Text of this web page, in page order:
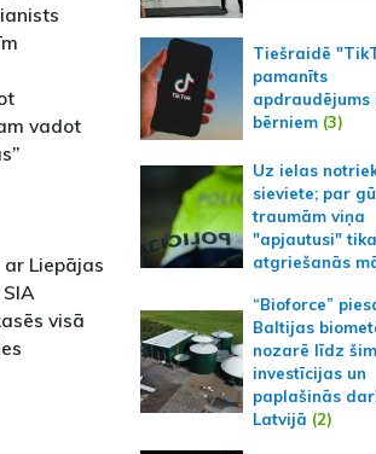
vadot
ar Liepājas
visā
Tiešraidē
pamanīts
apdraudējums
bērniem(3)
Uz ielas
sieviete; par
traumām viņa
"apjautusi"
atgriešanās
“Bioforce”
Baltijas
nozarē līdz
investīcijas un
paplašinās
Latvijā (2)